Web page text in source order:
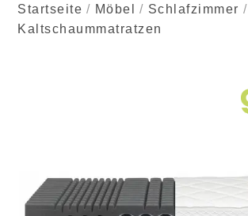
Startseite Möbel Schlafzimmer
Kaltschaummatratzen